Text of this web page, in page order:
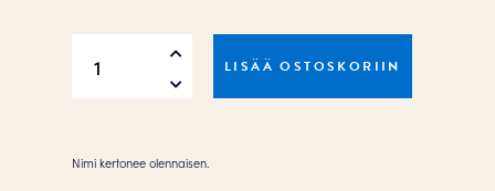
Juliste
LISÄÄ OSTOSKORIIN
Nimi kertonee olennaisen.